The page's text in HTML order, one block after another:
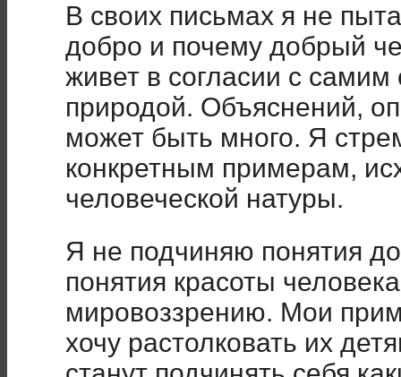
В своих письмах я не
добро и почему добрый
живет в согласии с
природой. Объяснений,
может быть много. Я
конкретным примерам,
человеческой натуры.
Я не подчиняю понятия
понятия красоты
мировоззрению. Мои
хочу растолковать их